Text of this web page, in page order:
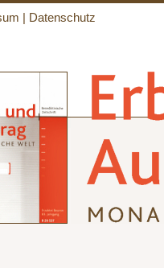
Datenschutz